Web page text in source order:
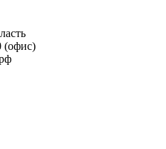
(офис)